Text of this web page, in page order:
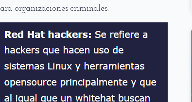
organizaciones criminales.